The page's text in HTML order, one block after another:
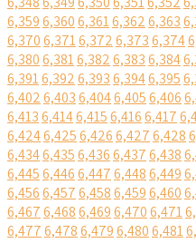
6,3596,3606,3616,3626,363
6,3706,3716,3726,3736,374
6,3806,3816,3826,3836,384
6,3916,3926,3936,3946,395
6,4026,4036,4046,4056,406
6,4136,4146,4156,4166,417
6,4246,4256,4266,4276,428
6,4346,4356,4366,4376,438
6,4456,4466,4476,4486,449
6,4566,4576,4586,4596,460
6,4676,4686,4696,4706,471
6,4776,4786,4796,4806,481